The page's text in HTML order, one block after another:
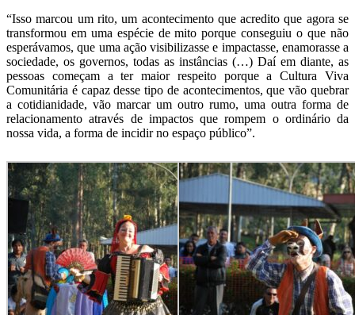
“Isso marcou um rito, um acontecimento que acredito que agora se
transformou em uma espécie de mito porque conseguiu o que não
esperávamos, que uma ação visibilizasse e impactasse, enamorasse a
sociedade, os governos, todas as instâncias (…) Daí em diante, as
pessoas começam a ter maior respeito porque a Cultura Viva
Comunitária é capaz desse tipo de acontecimentos, que vão quebrar
a cotidianidade, vão marcar um outro rumo, uma outra forma de
relacionamento através de impactos que rompem o ordinário da
nossa vida, a forma de incidir no espaço público”.